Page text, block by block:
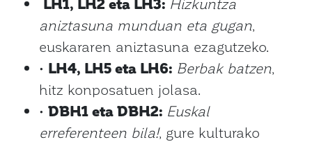
aniztasuna munduan eta gugan,
euskararen aniztasuna ezagutzeko.
• LH4, LH5 eta LH6: Berbak batzen,
hitz konposatuen jolasa.
• DBH1 eta DBH2: Euskal
erreferenteen bila!, gure kulturako